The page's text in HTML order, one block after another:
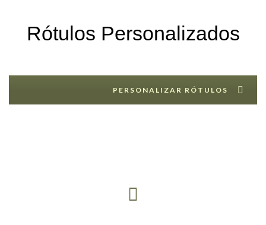
Rótulos Personalizados
PERSONALIZAR RÓTULOS